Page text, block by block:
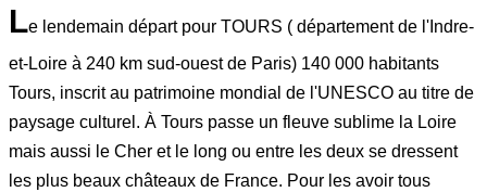
Le lendemain départ pour TOURS ( département de l'Indre-
et-Loire à 240 km sud-ouest de Paris) 140 000 habitants
Tours, inscrit au patrimoine mondial de l'UNESCO au titre de
paysage culturel. À Tours passe un fleuve sublime la Loire
mais aussi le Cher et le long ou entre les deux se dressent
les plus beaux châteaux de France. Pour les avoir tous